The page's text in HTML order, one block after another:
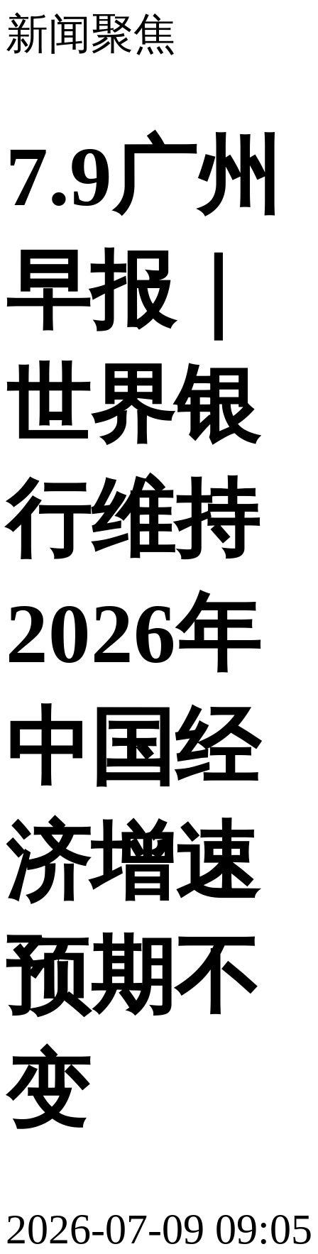
新闻聚焦
7.9广州
早报｜
世界银
行维持
2026年
中国经
济增速
预期不
变
2026-07-09 09:05